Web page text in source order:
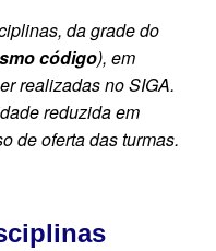
da grade do
código), em
realizadas no SIGA.
reduzida em
de oferta das turmas.